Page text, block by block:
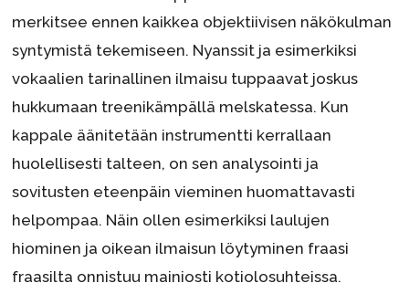
merkitsee ennen kaikkea objektiivisen näkökulman
syntymistä tekemiseen. Nyanssit ja esimerkiksi
vokaalien tarinallinen ilmaisu tuppaavat joskus
hukkumaan treenikämpällä melskatessa. Kun
kappale äänitetään instrumentti kerrallaan
huolellisesti talteen, on sen analysointi ja
sovitusten eteenpäin vieminen huomattavasti
helpompaa. Näin ollen esimerkiksi laulujen
hiominen ja oikean ilmaisun löytyminen fraasi
fraasilta onnistuu mainiosti kotiolosuhteissa.